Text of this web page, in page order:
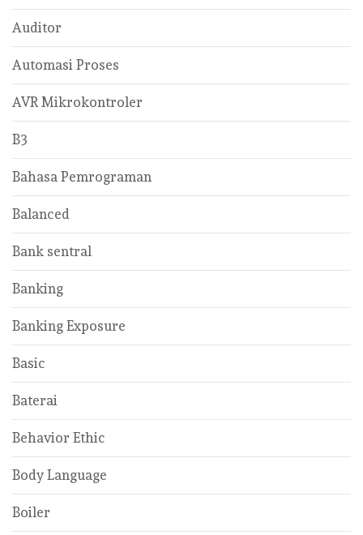
Auditor
Automasi Proses
AVR Mikrokontroler
B3
Bahasa Pemrograman
Balanced
Bank sentral
Banking
Banking Exposure
Basic
Baterai
Behavior Ethic
Body Language
Boiler